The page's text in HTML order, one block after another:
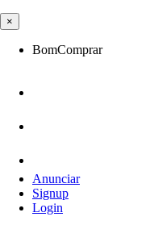
×
BomComprar
Anunciar
Signup
Login